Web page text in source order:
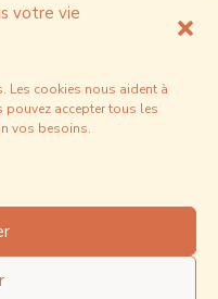
votre vie
Les cookies nous aident à
pouvez accepter tous les
vos besoins.
projets